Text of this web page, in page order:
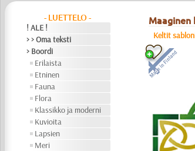
- LUETTELO -
! ALE !
> > Oma teksti
> Boordi
Erilaista
Etninen
Fauna
Flora
Klassikko ja moderni
Kuvioita
Lapsien
Meri
Keltit